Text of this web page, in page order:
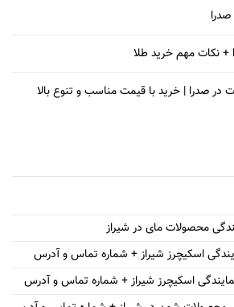
+ نکات مهم خرید طلا
در صدرا | خرید با قیمت مناسب و تنوع بالا
محصولات مای در شیراز
اسکیچرز شیراز + شماره تماس و آدرس
اسکیچرز شیراز + شماره تماس و آدرس